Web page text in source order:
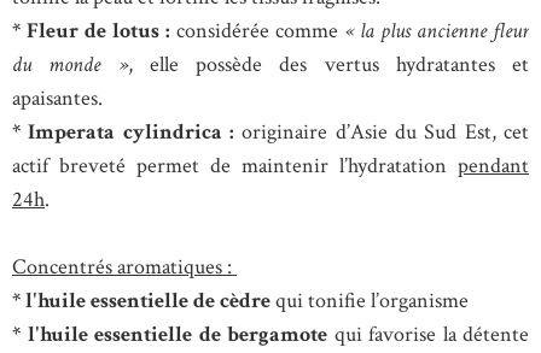
* Fleur de lotus : considérée comme « la plus ancienne fleur
du monde », elle possède des vertus hydratantes et
apaisantes.
* Imperata cylindrica : originaire d’Asie du Sud Est, cet
actif breveté permet de maintenir l’hydratation pendant
24h.
Concentrés aromatiques :
* l'huile essentielle de cèdrequi tonifie l’organisme
* l'huile essentielle de bergamote qui favorise la détente